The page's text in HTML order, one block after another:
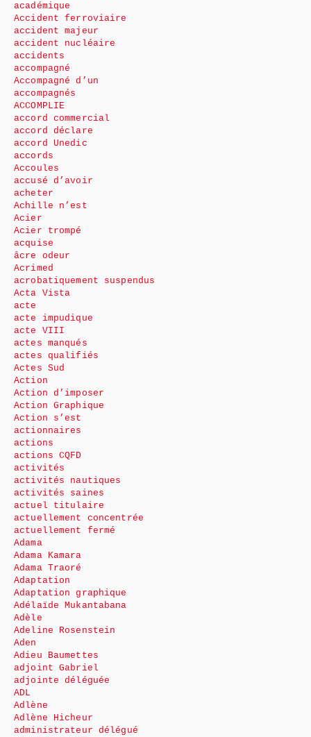
académique
Accident ferroviaire
accident majeur
accident nucléaire
accidents
accompagné
Accompagné d’un
accompagnés
ACCOMPLIE
accord commercial
accord déclare
accord Unedic
accords
Accoules
accusé d’avoir
acheter
Achille n’est
Acier
Acier trompé
acquise
âcre odeur
Acrimed
acrobatiquement suspendus
Acta Vista
acte
acte impudique
acte VIII
actes manqués
actes qualifiés
Actes Sud
Action
Action d’imposer
Action Graphique
Action s’est
actionnaires
actions
actions CQFD
activités
activités nautiques
activités saines
actuel titulaire
actuellement concentrée
actuellement fermé
Adama
Adama Kamara
Adama Traoré
Adaptation
Adaptation graphique
Adélaïde Mukantabana
Adèle
Adeline Rosenstein
Aden
Adieu Baumettes
adjoint Gabriel
adjointe déléguée
ADL
Adlène
Adlène Hicheur
administrateur délégué